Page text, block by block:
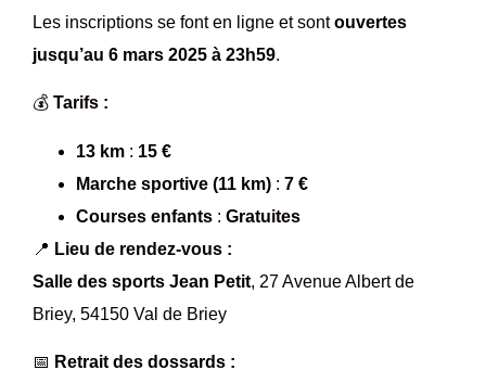
Les inscriptions se font en ligne et sontouvertes
jusqu’au 6 mars 2025 à 23h59.
💰 Tarifs :
13 km : 15 €
Marche sportive (11 km) : 7 €
Courses enfants : Gratuites
📍 Lieu de rendez-vous :
Salle des sports Jean Petit, 27 Avenue Albert de
Briey, 54150 Val de Briey
📅 Retrait des dossards :